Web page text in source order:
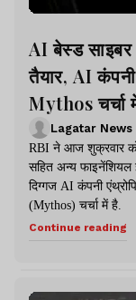
AI बेस्ड
तैयार, AI
Mythos चर्चा
Lagatar News
RBI ने आज शुक्रवार
सहित अन्य फाइनेंशियल
दिग्गज AI कंपनी
(Mythos) चर्चा में है.
Continue reading